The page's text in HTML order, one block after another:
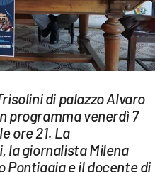
di palazzo Alvaro
programma venerdì 7
ore 21. La
la giornalista Milena
Pontiggia e il docente di